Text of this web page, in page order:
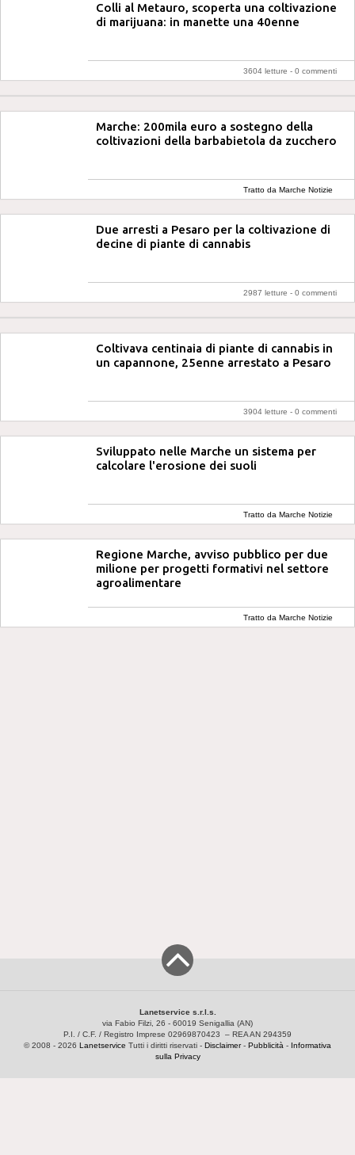
Colli al Metauro, scoperta una coltivazione
di marijuana: in manette una 40enne
3604 letture - 0 commenti
Marche: 200mila euro a sostegno della
coltivazioni della barbabietola da zucchero
Tratto da Marche Notizie
Due arresti a Pesaro per la coltivazione di
decine di piante di cannabis
2987 letture - 0 commenti
Coltivava centinaia di piante di cannabis in
un capannone, 25enne arrestato a Pesaro
3904 letture - 0 commenti
Sviluppato nelle Marche un sistema per
calcolare l'erosione dei suoli
Tratto da Marche Notizie
Regione Marche, avviso pubblico per due
milione per progetti formativi nel settore
agroalimentare
Tratto da Marche Notizie
Lanetservice s.r.l.s.
via Fabio Filzi, 26 - 60019 Senigallia (AN)
P.I. / C.F. / Registro Imprese 02969870423 – REA AN 294359
© 2008 - 2026 Lanetservice Tutti i diritti riservati - Disclaimer- Pubblicità - Informativa
sulla Privacy